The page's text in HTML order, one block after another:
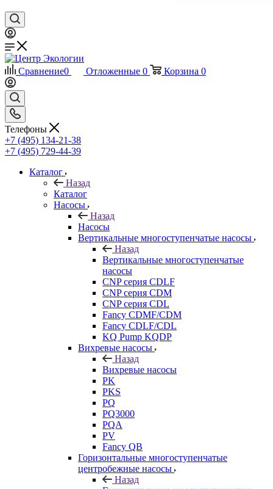
Сравнение0 Отложенные 0 Корзина 0
Телефоны
+7 (495) 134-21-38
+7 (495) 729-44-39
Каталог
Назад
Каталог
Насосы
Назад
Насосы
Вертикальные многоступенчатые насосы
Назад
Вертикальные многоступенчатые
насосы
CNP серия CDLF
CNP серия CDM
CNP серия CDL
Fancy CDMF/CDM
Fancy CDLF/CDL
KQ Pump KQDP
Вихревые насосы
Назад
Вихревые насосы
PK
PKS
PQ
PQ3000
PQA
PV
Fancy QB
Горизонтальные многоступенчатые
центробежные насосы
Назад